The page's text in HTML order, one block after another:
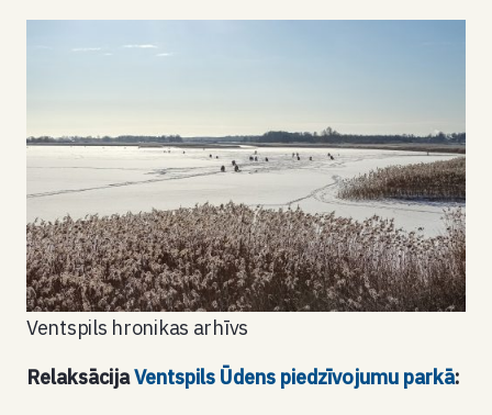
Ventspils hronikas arhīvs
RelaksācijaVentspils Ūdens piedzīvojumu parkā: